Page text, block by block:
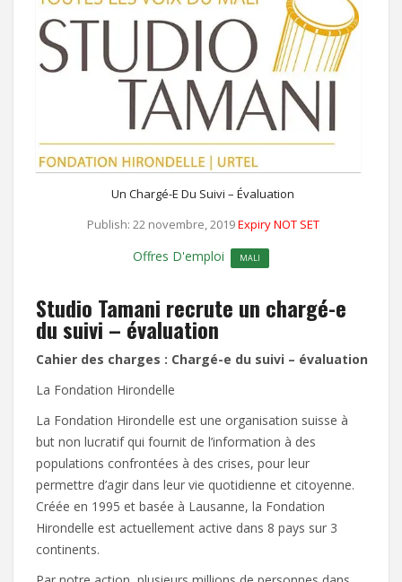
Un Chargé-E Du Suivi – Évaluation
Publish: 22 novembre, 2019Expiry NOT SET
Offres D'emploi MALI
Studio Tamani recrute un chargé-e
du suivi – évaluation
Cahier des charges : Chargé-e du suivi – évaluation
La Fondation Hirondelle
La Fondation Hirondelle est une organisation suisse à
but non lucratif qui fournit de l’information à des
populations confrontées à des crises, pour leur
permettre d’agir dans leur vie quotidienne et citoyenne.
Créée en 1995 et basée à Lausanne, la Fondation
Hirondelle est actuellement active dans 8 pays sur 3
continents.